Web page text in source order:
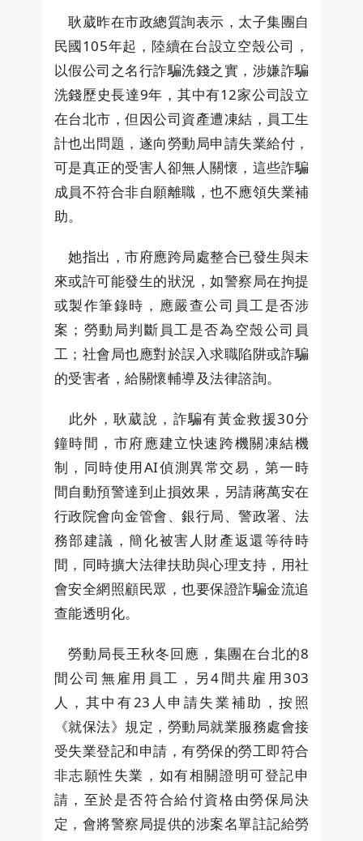
耿葳昨在市政總質詢表示，太子集團自
民國105年起，陸續在台設立空殼公司，
以假公司之名行詐騙洗錢之實，涉嫌詐騙
洗錢歷史長達9年，其中有12家公司設立
在台北市，但因公司資產遭凍結，員工生
計也出問題，遂向勞動局申請失業給付，
可是真正的受害人卻無人關懷，這些詐騙
成員不符合非自願離職，也不應領失業補
助。
她指出，市府應跨局處整合已發生與未
來或許可能發生的狀況，如警察局在拘提
或製作筆錄時，應嚴查公司員工是否涉
案；勞動局判斷員工是否為空殼公司員
工；社會局也應對於誤入求職陷阱或詐騙
的受害者，給關懷輔導及法律諮詢。
此外，耿葳說，詐騙有黃金救援30分
鐘時間，市府應建立快速跨機關凍結機
制，同時使用AI偵測異常交易，第一時
間自動預警達到止損效果，另請蔣萬安在
行政院會向金管會、銀行局、警政署、法
務部建議，簡化被害人財產返還等待時
間，同時擴大法律扶助與心理支持，用社
會安全網照顧民眾，也要保證詐騙金流追
查能透明化。
勞動局長王秋冬回應，集團在台北的8
間公司無雇用員工，另4間共雇用303
人，其中有23人申請失業補助，按照
《就保法》規定，勞動局就業服務處會接
受失業登記和申請，有勞保的勞工即符合
非志願性失業，如有相關證明可登記申
請，至於是否符合給付資格由勞保局決
定，會將警察局提供的涉案名單註記給勞